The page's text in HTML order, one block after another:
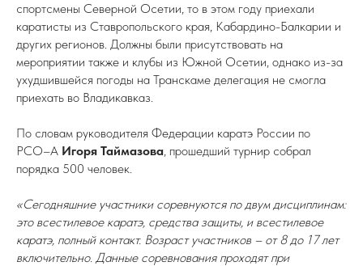
спортсмены Северной Осетии, то в этом году приехали
каратисты из Ставропольского края, Кабардино-Балкарии и
других регионов. Должны были присутствовать на
мероприятии также и клубы из Южной Осетии, однако из-за
ухудшившейся погоды на Транскаме делегация не смогла
приехать во Владикавказ.
По словам руководителя Федерации каратэ России по
РСО–А Игоря Таймазова, прошедший турнир собрал
порядка 500 человек.
«Сегодняшние участники соревнуются по двум дисциплинам:
это всестилевое каратэ, средства защиты, и всестилевое
каратэ, полный контакт. Возраст участников – от 8 до 17 лет
включительно. Данные соревнования проходят при